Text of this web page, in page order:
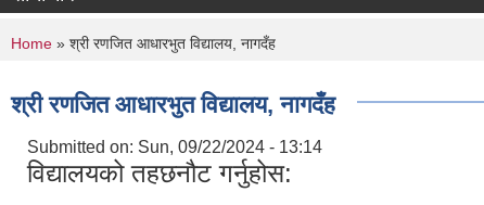
You are here
Home » श्री रणजित आधारभुत विद्यालय, नागदँह
श्री रणजित आधारभुत विद्यालय, नागदँह
Submitted on: Sun, 09/22/2024 - 13:14
विद्यालयको तहछनौट गर्नुहोस: